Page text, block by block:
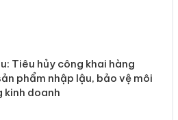
Tiêu hủy công khai hàng
phẩm nhập lậu, bảo vệ môi
kinh doanh